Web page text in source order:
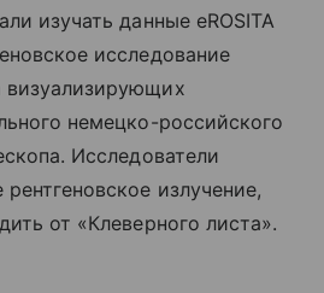
изучать данные eROSITA
исследование
немецко-российского
Исследователи
излучение,
от «Клеверного листа».